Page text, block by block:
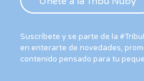
Suscríbete y se parte de la
en enterarte de novedades,
contenido pensado para tu